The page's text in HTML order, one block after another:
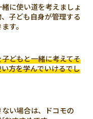
に使い道を考えましょ
子ども自身が管理する
す。
どもと一緒に考えてそ
方を学んでいけるでし
い場合は、ドコモの